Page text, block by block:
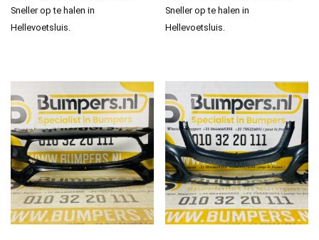
Sneller op te halen in
Hellevoetsluis.
Sneller op te halen in
Hellevoetsluis.